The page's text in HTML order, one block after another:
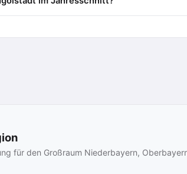
für den Großraum Niederbayern,